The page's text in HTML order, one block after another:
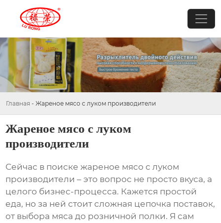
Главная - Жареное мясо с луком производители
Жареное мясо с луком
производители
Сейчас в поискежареное мясо с луком
производители – это вопрос не просто вкуса, а
целого бизнес-процесса. Кажется простой
еда, но за ней стоит сложная цепочка поставок,
от выбора мяса до розничной полки. Я сам